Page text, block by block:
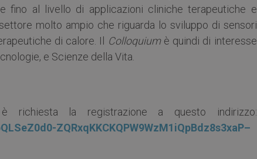
fino al livello di applicazioni cliniche terapeutiche e
molto ampio che riguarda lo sviluppo di sensori
di calore. Il Colloquiumè quindi di interesse
e Scienze della Vita.
la registrazione a questo indirizzo:
ZQRxqKKCKQPW9WzM1iQpBdz8s3xaP–